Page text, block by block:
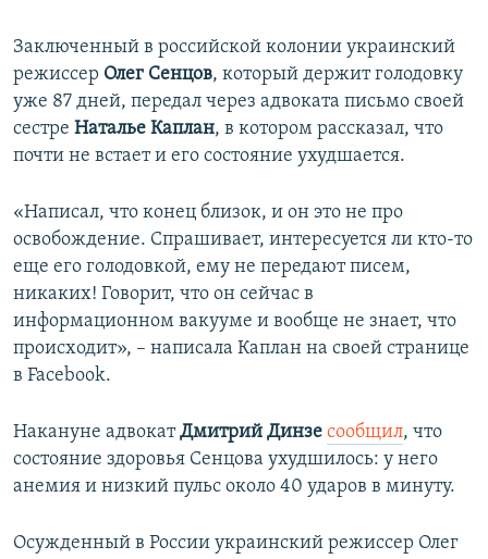
Заключенный в российской колонии украинский
режиссер Олег Сенцов, который держит голодовку
уже 87 дней, передал через адвоката письмо своей
сестре Наталье Каплан, в котором рассказал, что
почти не встает и его состояние ухудшается.
«Написал, что конец близок, и он это не про
освобождение. Спрашивает, интересуется ли кто-то
еще его голодовкой, ему не передают писем,
никаких! Говорит, что он сейчас в
информационном вакууме и вообще не знает, что
происходит», – написала Каплан на своей странице
в Facebook.
Накануне адвокатДмитрий Динзе сообщил, что
состояние здоровья Сенцова ухудшилось: у него
анемия и низкий пульс около 40 ударов в минуту.
Осужденный в России украинский режиссер Олег